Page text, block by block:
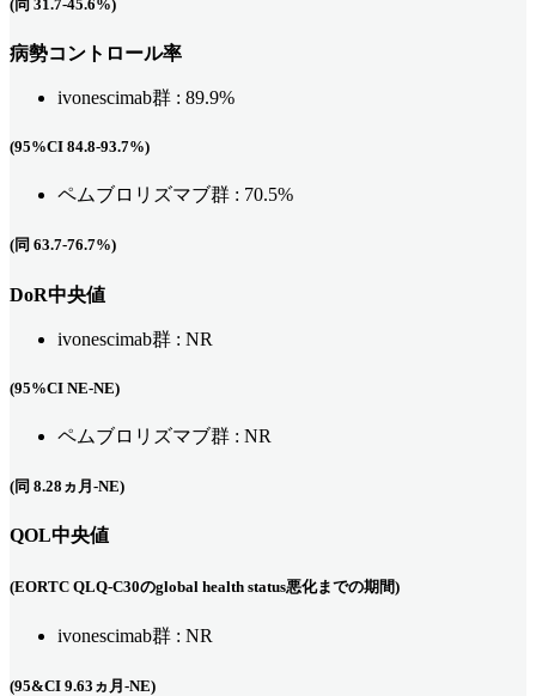
(同 31.7-45.6%)
病勢コントロール率
ivonescimab群 : 89.9%
(95%CI 84.8-93.7%)
ペムブロリズマブ群 : 70.5%
(同 63.7-76.7%)
DoR中央値
ivonescimab群 : NR
(95%CI NE-NE)
ペムブロリズマブ群 : NR
(同 8.28ヵ月-NE)
QOL中央値
(EORTC QLQ-C30のglobal health status悪化までの期間)
ivonescimab群 : NR
(95&CI 9.63ヵ月-NE)